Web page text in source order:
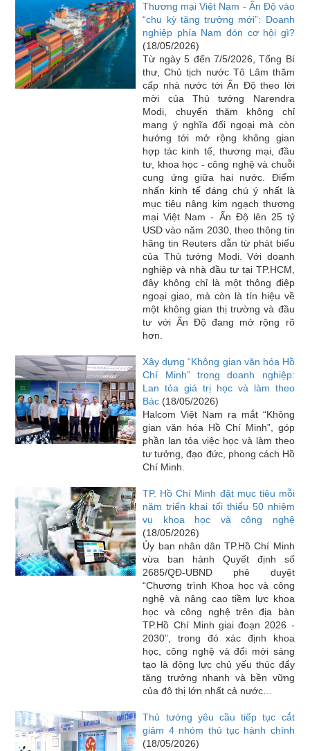
Thương mại Việt Nam - Ấn Độ vào
“chu kỳ tăng trưởng mới”: Doanh
nghiệp phía Nam đón cơ hội gì?
(18/05/2026)
Từ ngày 5 đến 7/5/2026, Tổng Bí
thư, Chủ tịch nước Tô Lâm thăm
cấp nhà nước tới Ấn Độ theo lời
mời của Thủ tướng Narendra
Modi, chuyến thăm không chỉ
mang ý nghĩa đối ngoại mà còn
hướng tới mở rộng không gian
hợp tác kinh tế, thương mại, đầu
tư, khoa học - công nghệ và chuỗi
cung ứng giữa hai nước. Điểm
nhấn kinh tế đáng chú ý nhất là
mục tiêu nâng kim ngạch thương
mại Việt Nam - Ấn Độ lên 25 tỷ
USD vào năm 2030, theo thông tin
hãng tin Reuters dẫn từ phát biểu
của Thủ tướng Modi. Với doanh
nghiệp và nhà đầu tư tại TP.HCM,
đây không chỉ là một thông điệp
ngoại giao, mà còn là tín hiệu về
một không gian thị trường và đầu
tư với Ấn Độ đang mở rộng rõ
hơn.
Xây dựng “Không gian văn hóa Hồ
Chí Minh” trong doanh nghiệp:
Lan tỏa giá trị học và làm theo
Bác (18/05/2026)
Halcom Việt Nam ra mắt “Không
gian văn hóa Hồ Chí Minh”, góp
phần lan tỏa việc học và làm theo
tư tưởng, đạo đức, phong cách Hồ
Chí Minh.
TP. Hồ Chí Minh đặt mục tiêu mỗi
năm triển khai tối thiểu 50 nhiệm
vụ khoa học và công nghệ
(18/05/2026)
Ủy ban nhân dân TP.Hồ Chí Minh
vừa ban hành Quyết định số
2685/QĐ-UBND phê duyệt
“Chương trình Khoa học và công
nghệ và nâng cao tiềm lực khoa
học và công nghệ trên địa bàn
TP.Hồ Chí Minh giai đoạn 2026 -
2030”, trong đó xác định khoa
học, công nghệ và đổi mới sáng
tạo là động lực chủ yếu thúc đẩy
tăng trưởng nhanh và bền vững
của đô thị lớn nhất cả nước…
Thủ tướng yêu cầu tiếp tục cắt
giảm 4 nhóm thủ tục hành chính
(18/05/2026)